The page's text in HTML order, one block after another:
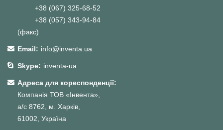
+38 (067) 325-68-52
+38 (057) 343-94-84
(факс)
Email: info@inventa.ua
Skype: inventa-ua
Адреса для кореспонденції:
Компанія ТОВ «Інвента»,
а/с 8762, м. Харків,
61002, Україна